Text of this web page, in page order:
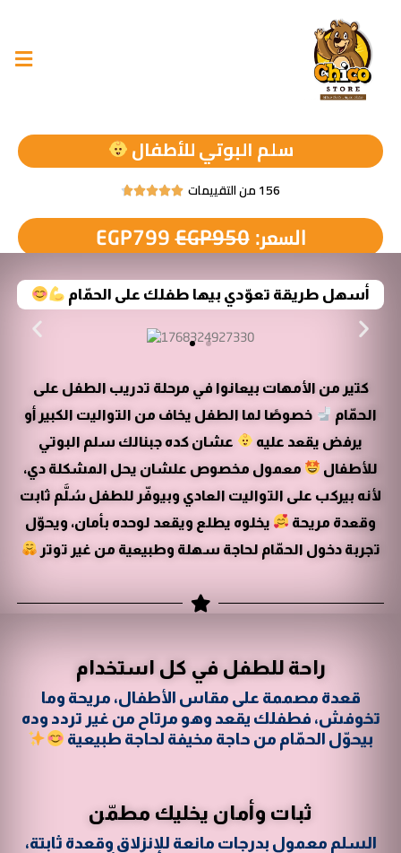
سلم البوتي للأطفال
156 من التقييمات 




السعر: EGP950
EGP799
أسهل طريقة تعوّدي بيها طفلك على الحمّام
كتير من الأمهات بيعانوا في مرحلة تدريب الطفل على
الحمّام
خصوصًا لما الطفل يخاف من التواليت الكبير أو
يرفض يقعد عليه
عشان كده جبنالك سلم البوتي
للأطفال
معمول مخصوص علشان يحل المشكلة دي،
لأنه بيركب على التواليت العادي وبيوفّر للطفل سُلَّم ثابت
وقعدة مريحة
يخلوه يطلع ويقعد لوحده بأمان، ويحوّل
تجربة دخول الحمّام لحاجة سهلة وطبيعية من غير توتر
راحة للطفل في كل استخدام
قعدة مصممة على مقاس الأطفال، مريحة وما
تخوفش، فطفلك يقعد وهو مرتاح من غير تردد وده
بيحوّل الحمّام من حاجة مخيفة لحاجة طبيعية
ثبات وأمان يخليك مطمّن
السلم معمول بدرجات مانعة للإنزلاق وقعدة ثابتة،